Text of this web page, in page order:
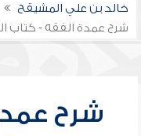
خالد بن علي المشيقح
شرح عمدة الفقه - كتاب
شرح